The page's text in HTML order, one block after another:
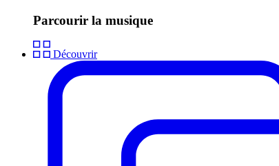
Parcourir la musique
Découvrir